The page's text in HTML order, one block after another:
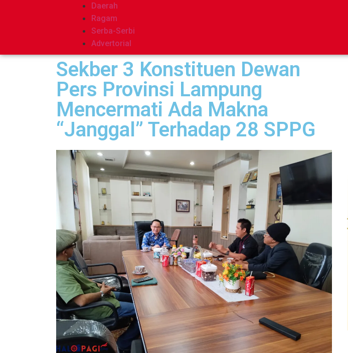
Daerah
Ragam
Serba-Serbi
Advertorial
Sekber 3 Konstituen Dewan
Pers Provinsi Lampung
Mencermati Ada Makna
“Janggal” Terhadap 28 SPPG